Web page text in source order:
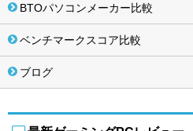
BTOパソコンメーカー比較
ベンチマークスコア比較
ブログ